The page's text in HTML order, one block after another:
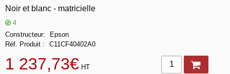
Noir et blanc - matricielle
4
Constructeur
Epson
Réf. Produit
C11CF40402A0
1 237,73€ HT